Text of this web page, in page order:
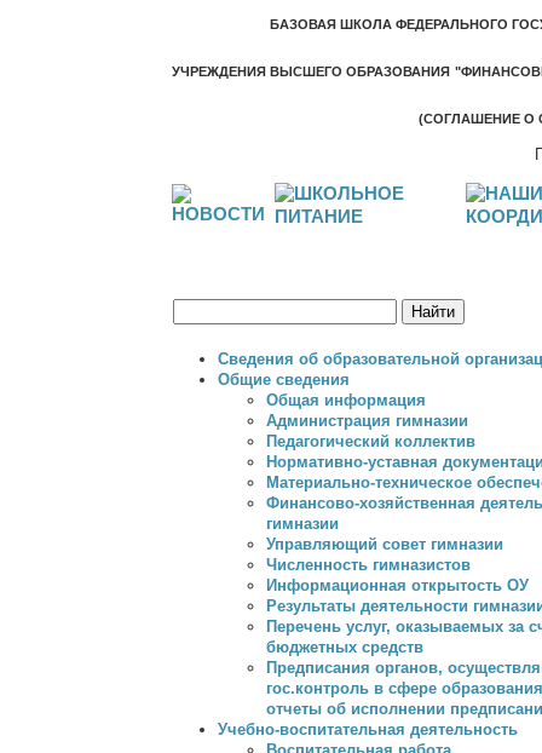
БАЗОВАЯ ШКОЛА ФЕДЕРАЛЬНОГО
УЧРЕЖДЕНИЯ ВЫСШЕГО ОБРАЗОВАНИЯ
(СОГЛАШЕНИЕ О
Сведения об образовательной
Общие сведения
Общая информация
Администрация гимназии
Педагогический коллектив
Нормативно-уставная
Материально-техническое
Финансово-хозяйственная
гимназии
Управляющий совет гимназии
Численность гимназистов
Информационная открытость ОУ
Результаты деятельности
Перечень услуг, оказываемых за
бюджетных средств
Предписания органов,
гос.контроль в сфере
отчеты об исполнении
Учебно-воспитательная деятельность